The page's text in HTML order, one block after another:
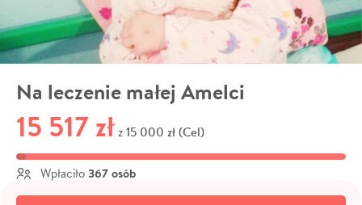
Na leczenie małej Amelci
15 517 zł z 15 000 zł (Cel)
Wpłaciło 367 osób